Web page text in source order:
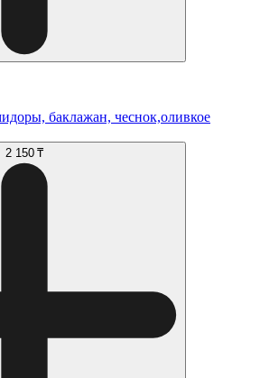
баклажан, чеснок,оливкое
2 150 ₸